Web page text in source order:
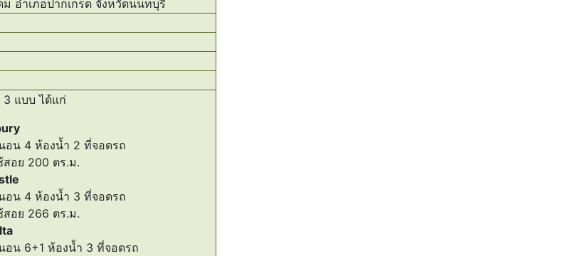
อําเภอปากเกร็ด จังหวัดนนทบุรี
แบบ ได้แก่
อน 4 ห้องน้ำ 2 ที่จอดรถ
อย 200 ตร.ม.
อน 4 ห้องน้ำ 3 ที่จอดรถ
อย 266 ตร.ม.
อน 6+1 ห้องน้ำ 3 ที่จอดรถ